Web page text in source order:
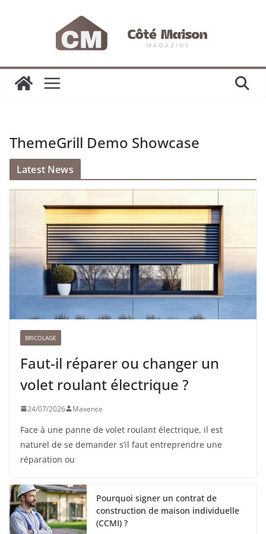
ThemeGrill Demo Showcase
Latest News
BRICOLAGE
Faut-il réparer ou changer un
volet roulant électrique ?
24/07/2026 Maxence
Face à une panne de volet roulant électrique, il est
naturel de se demander s’il faut entreprendre une
réparation ou
Pourquoi signer un contrat de
construction de maison individuelle
(CCMI) ?